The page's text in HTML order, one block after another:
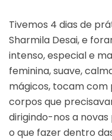
Tivemos 4 dias de
Sharmila Desai, e
intenso, especial e
feminina, suave,
mágicos, tocam com
corpos que
dirigindo-nos a
o que fazer dentro